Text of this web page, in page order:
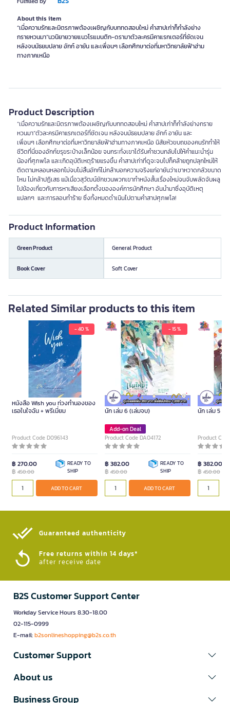
About this item
“เมื่อความรักและมิตรภาพต้องเผชิญกับบททดสอบใหม่ คำสาปเก่าก็กำลังย่าง
กรายหวนมา”นวนิยายวายแนวโรแมนติก-ดรามาตัวละครมีคาแรกเตอร์ที่ชัดเจน
หลังจบมัธยมปลาย อักก์ อายัน และเพื่อนๆ เลือกศึกษาต่อที่มหาวิทยาลัยฟ้าฮ่าม
ทางภาคเหนือ
Product Description
“เมื่อความรักและมิตรภาพต้องเผชิญกับบททดสอบใหม่ คำสาปเก่าก็กำลังย่างกราย
หวนมา”ตัวละครมีคาแรกเตอร์ที่ชัดเจน หลังจบมัธยมปลาย อักก์ อายัน และ
เพื่อนๆ เลือกศึกษาต่อที่มหาวิทยาลัยฟ้าฮ่ามทางภาคเหนือ นิสัยหัวขบถของคนรักทำให้
ชีวิตที่นี่ของอักก์ขรุขระบ้างเล็กน้อย จนกระทั่งเขาได้รับคำชวนกลับไปให้คำแนะนำรุ่น
น้องที่ศุภพโล และเกิดอุบัติเหตุร้ายแรงขึ้น คำสาปเก่าที่ดูจะจบไปก็คล้ายถูกปลุกใหม่ให้
ติดตามหลอนหลอกไม่จบไม่สิ้นอักก์ไม่กล้าบอกความจริงแก่อายันว่าเขาหวาดกลัวขนาด
ไหน ไม่กล้าปฏิเสธ แม้เมื่อวสุวัฒน์ชักชวนพวกเขาทำหนังสั้นเรื่องใหม่จนจับพลัดจับผลู
ไปข้องเกี่ยวกับการหาเสียงเลือกตั้งขององค์การนักศึกษา อันนำมาซึ่งอุบัติเหตุ
แปลกๆ และการลอบทำร้าย ซึ่งทั้งหมดดำเนินไปตามคำสาปศุภพโล!
Product Information
Green Product General Product
Book Cover Soft Cover
Related Similar products to this item
- 40 %
หนังสือ Wish you ท่วงทำนองของ
เธอในใจฉัน + พรีเมี่ยม
Product Code D096143
฿ 270.00
฿ 450.00
READY TO
SHIP
ADD TO CART
- 15 %
หนังสือ เริ่มใหม่กับนายคงไม่เลวร้าย
นัก เล่ม 6 (เล่มจบ)
Add-on Deal
Product Code DA04172
฿ 382.00
฿ 450.00
READY TO
SHIP
ADD TO CART
หนังสือ เริ่ม
นัก เล่ม 5
Product
฿ 382.00
฿450.00
Guaranteed authenticity​
Free returns within 14 days*
after receive date
B2S Customer Support Center
Workday Service Hours 8.30-18.00
02-115-0999
E-mail:b2sonlineshopping@b2s.co.th
Customer Support
About us
Business Group